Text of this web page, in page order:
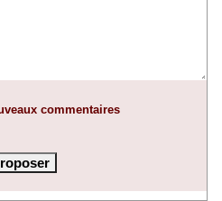
commentaires